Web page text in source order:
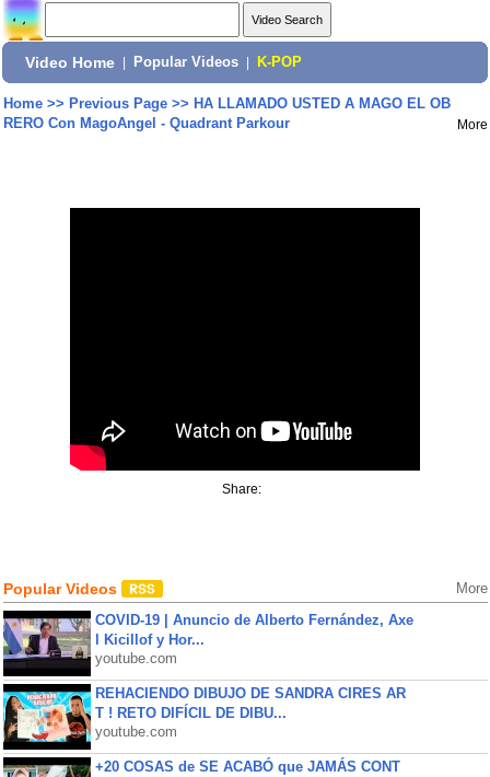
Video Home Popular Videos K-POP
Home>> Previous Page>> HA LLAMADO USTED A MAGO EL OB
RERO Con MagoAngel - Quadrant Parkour
More
Share:
Popular Videos More
COVID-19 | Anuncio de Alberto Fernández, Axe
l Kicillof y Hor...
youtube.com
REHACIENDO DIBUJO DE SANDRA CIRES AR
T ! RETO DIFÍCIL DE DIBU...
youtube.com
+20 COSAS de SE ACABÓ que JAMÁS CONT